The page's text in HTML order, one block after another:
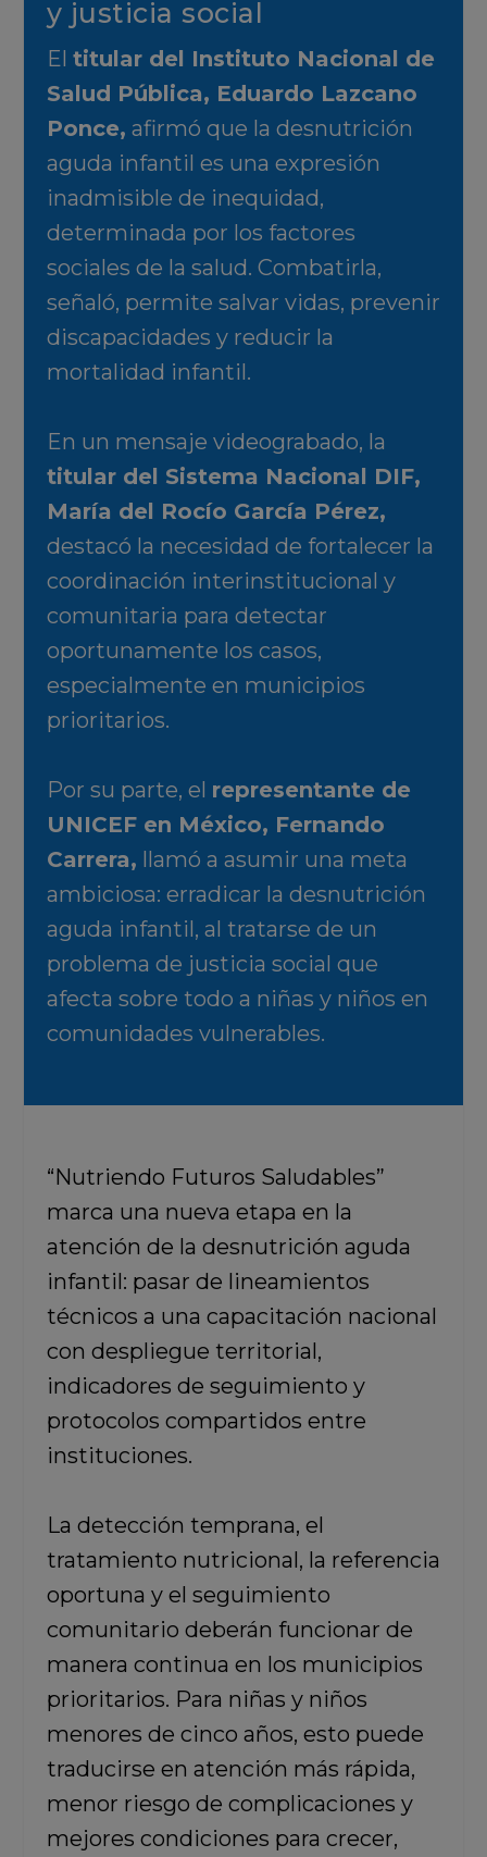
y justicia social
El titular del Instituto Nacional de
Salud Pública, Eduardo Lazcano
Ponce, afirmó que la desnutrición
aguda infantil es una expresión
inadmisible de inequidad,
determinada por los factores
sociales de la salud. Combatirla,
señaló, permite salvar vidas, prevenir
discapacidades y reducir la
mortalidad infantil.
En un mensaje videograbado, la
titular del Sistema Nacional DIF,
María del Rocío García Pérez,
destacó la necesidad de fortalecer la
coordinación interinstitucional y
comunitaria para detectar
oportunamente los casos,
especialmente en municipios
prioritarios.
Por su parte, el representante de
UNICEF en México, Fernando
Carrera, llamó a asumir una meta
ambiciosa: erradicar la desnutrición
aguda infantil, al tratarse de un
problema de justicia social que
afecta sobre todo a niñas y niños en
comunidades vulnerables.
“Nutriendo Futuros Saludables”
marca una nueva etapa en la
atención de la desnutrición aguda
infantil: pasar de lineamientos
técnicos a una capacitación nacional
con despliegue territorial,
indicadores de seguimiento y
protocolos compartidos entre
instituciones.
La detección temprana, el
tratamiento nutricional, la referencia
oportuna y el seguimiento
comunitario deberán funcionar de
manera continua en los municipios
prioritarios. Para niñas y niños
menores de cinco años, esto puede
traducirse en atención más rápida,
menor riesgo de complicaciones y
mejores condiciones para crecer,